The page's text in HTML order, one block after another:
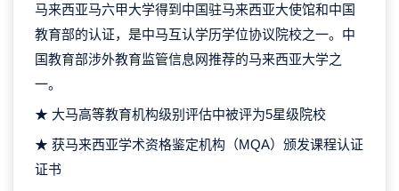
马来西亚马六甲大学得到中国驻马来西亚大使馆和中国
教育部的认证，是中马互认学历学位协议院校之一。中
国教育部涉外教育监管信息网推荐的马来西亚大学之
一。
★ 大马高等教育机构级别评估中被评为5星级院校
★ 获马来西亚学术资格鉴定机构（MQA）颁发课程认证
证书